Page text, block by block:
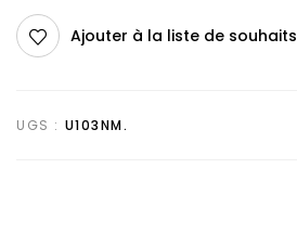
Ajouter à la liste de souhaits
UGS : U103NM.